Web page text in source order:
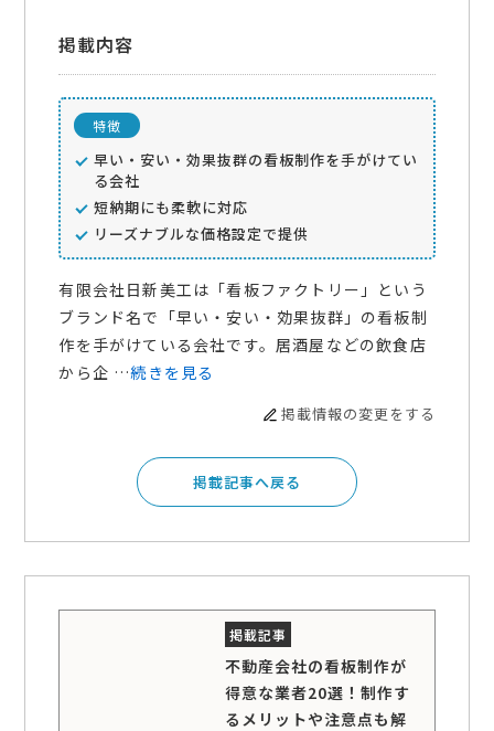
掲載内容
特徴
早い・安い・効果抜群の看板制作を手がけてい
る会社
短納期にも柔軟に対応
リーズナブルな価格設定で提供
有限会社日新美工は「看板ファクトリー」という
ブランド名で「早い・安い・効果抜群」の看板制
作を手がけている会社です。居酒屋などの飲食店
から企 …続きを見る
掲載情報の変更をする
掲載記事へ戻る
不動産会社の看板制作が
得意な業者20選！制作す
るメリットや注意点も解